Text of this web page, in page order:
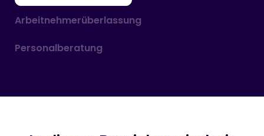
Arbeitnehmerüberlassung
Personalberatung